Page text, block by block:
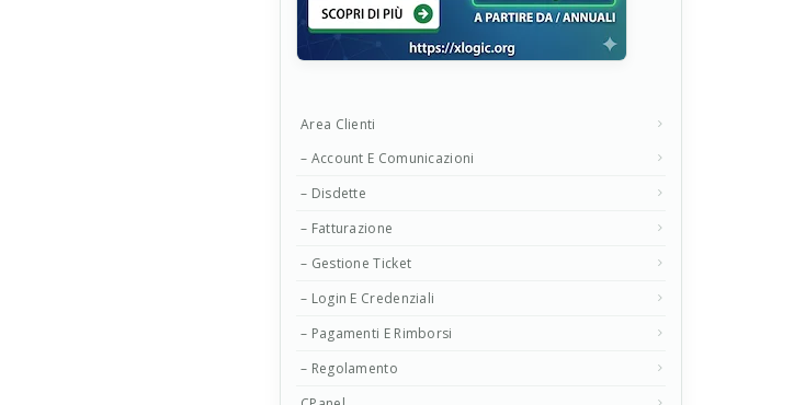
Area Clienti
– Account E Comunicazioni
– Disdette
– Fatturazione
– Gestione Ticket
– Login E Credenziali
– Pagamenti E Rimborsi
– Regolamento